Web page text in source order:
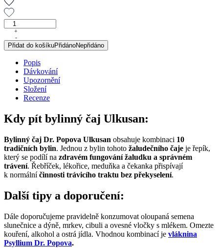
Ulkusan,
sypaný
čaj,
50
množství
+
-
Přidat do košíkuPřidánoNepřidáno
Popis
Dávkování
Upozornění
Složení
Recenze
Kdy pít bylinný čaj Ulkusan:
Bylinný čaj Dr. Popova Ulkusan obsahuje kombinaci 10
tradičních bylin. Jednou z bylin tohoto žaludečního čaje je řepík,
který se podílí na zdravém fungování žaludku a správném
trávení. Řebříček, lékořice, meduňka a čekanka přispívají
k normálníčinnosti trávicího traktu bez překyselení.
Další tipy a doporučení:
Dále doporučujeme pravidelně konzumovat oloupaná semena
slunečnice a dýně, mrkev, cibuli a ovesné vločky s mlékem. Omezte
kouření, alkohol a ostrá jídla. Vhodnou kombinací je vláknina
Psyllium Dr. Popova.